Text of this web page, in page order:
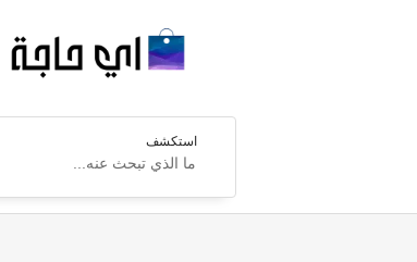
استكشف